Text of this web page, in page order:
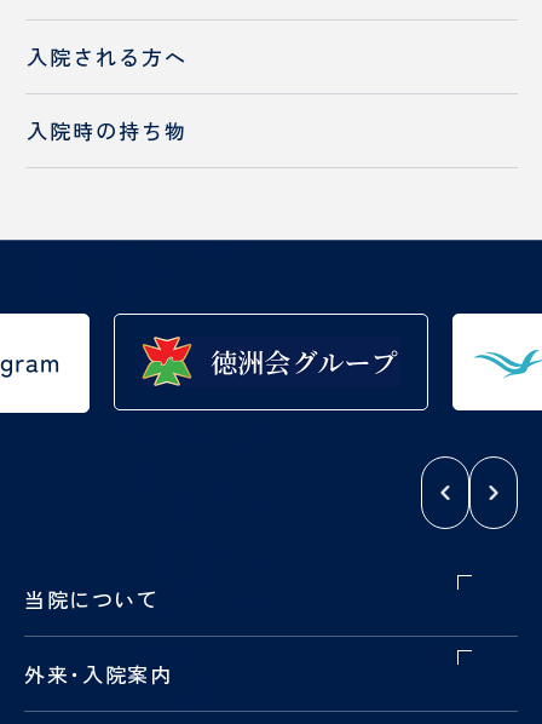
入院される方へ
入院時の持ち物
当院について
外来・ 入院案内